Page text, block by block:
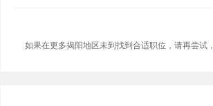
如果在更多揭阳地区未到找到合适职位，请再尝试，